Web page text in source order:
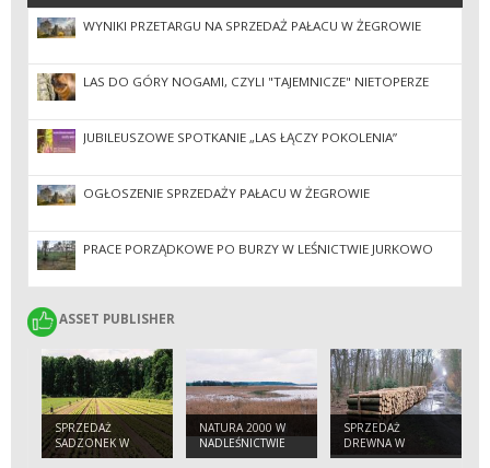
WYNIKI PRZETARGU NA SPRZEDAŻ PAŁACU W ŻEGROWIE
LAS DO GÓRY NOGAMI, CZYLI "TAJEMNICZE" NIETOPERZE
JUBILEUSZOWE SPOTKANIE „LAS ŁĄCZY POKOLENIA”
OGŁOSZENIE SPRZEDAŻY PAŁACU W ŻEGROWIE
PRACE PORZĄDKOWE PO BURZY W LEŚNICTWIE JURKOWO
ASSET PUBLISHER
ASSET PUBLISHER
SPRZEDAŻ
SADZONEK W
NADLEŚNICTWIE
NATURA 2000 W
NADLEŚNICTWIE
KOŚCIAN
SPRZEDAŻ
DREWNA W
NADLEŚNICTWIE